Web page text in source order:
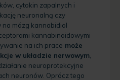
cytokin zapalnych i
neuronalną czy
na mózg kannabidiol
kannabinoidowymi
na ich prace może
w układzie nerwowym
neuroprotekcyjne
neuronów. Oprócz tego